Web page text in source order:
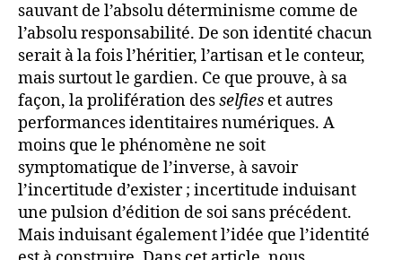
sauvant de l’absolu déterminisme comme de
l’absolu responsabilité. De son identité chacun
serait à la fois l’héritier, l’artisan et le conteur,
mais surtout le gardien. Ce que prouve, à sa
façon, la prolifération desselfies et autres
performances identitaires numériques. A
moins que le phénomène ne soit
symptomatique de l’inverse, à savoir
l’incertitude d’exister ; incertitude induisant
une pulsion d’édition de soi sans précédent.
Mais induisant également l’idée que l’identité